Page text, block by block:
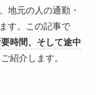
地元の人の通勤・
す。この記事で
時間、そして途中
紹介します。